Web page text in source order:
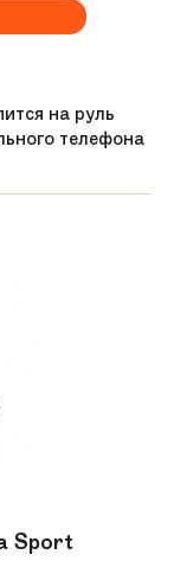
на руль
телефона
Sport